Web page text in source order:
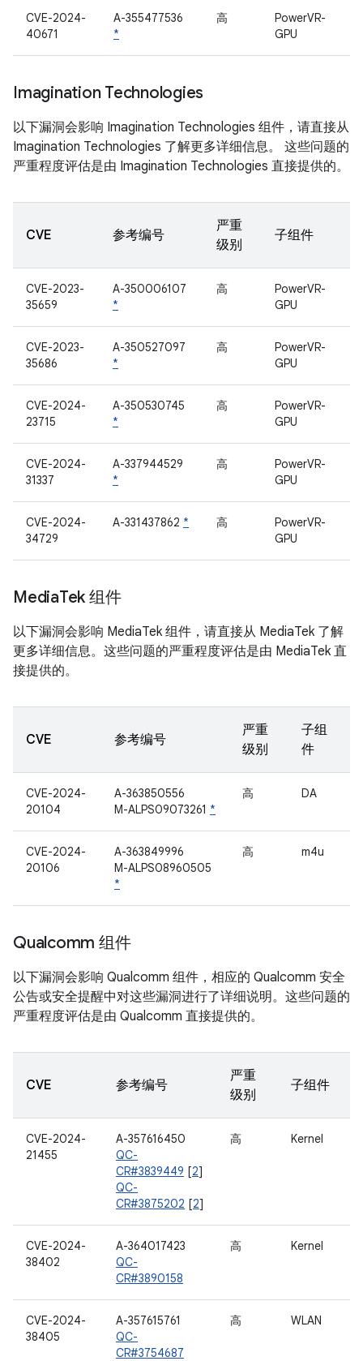
CVE-2024-
40671
A-355477536
*
高
PowerVR-
GPU
Imagination Technologies
以下漏洞会影响 Imagination Technologies 组件，请直接从
Imagination Technologies 了解更多详细信息。 这些问题的
严重程度评估是由 Imagination Technologies 直接提供的。
CVE 参考编号
严重
级别
子组件
CVE-2023-
35659
A-350006107
*
高
PowerVR-
GPU
CVE-2023-
35686
A-350527097
*
高
PowerVR-
GPU
CVE-2024-
23715
A-350530745
*
高
PowerVR-
GPU
CVE-2024-
31337
A-337944529
*
高
PowerVR-
GPU
CVE-2024-
34729
A-331437862 * 高
PowerVR-
GPU
MediaTek 组件
以下漏洞会影响 MediaTek 组件，请直接从 MediaTek 了解
更多详细信息。这些问题的严重程度评估是由 MediaTek 直
接提供的。
CVE 参考编号
严重
级别
子组
件
CVE-2024-
20104
A-363850556
M-ALPS09073261 *
高 DA
CVE-2024-
20106
A-363849996
M-ALPS08960505
*
高 m4u
Qualcomm 组件
以下漏洞会影响 Qualcomm 组件，相应的 Qualcomm 安全
公告或安全提醒中对这些漏洞进行了详细说明。这些问题的
严重程度评估是由 Qualcomm 直接提供的。
CVE 参考编号
严重
级别
子组件
CVE-2024-
21455
A-357616450
QC-
CR#3839449 [2]
QC-
CR#3875202 [2]
高 Kernel
CVE-2024-
38402
A-364017423
QC-
CR#3890158
高 Kernel
CVE-2024-
38405
A-357615761
QC-
CR#3754687
高 WLAN